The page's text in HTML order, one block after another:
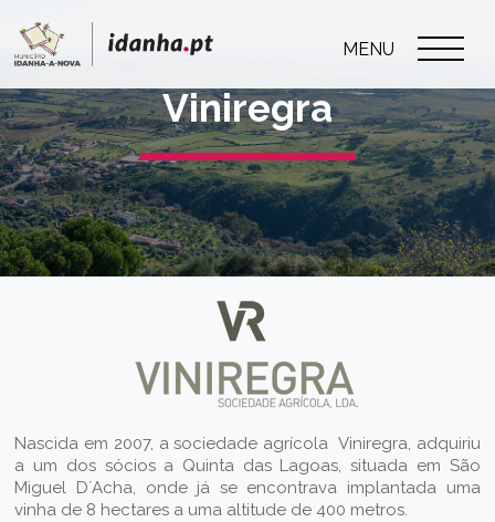
MENU
Viniregra
Nascida em 2007, a sociedade agrícola Viniregra, adquiriu
a um dos sócios a Quinta das Lagoas, situada em São
Miguel D´Acha, onde já se encontrava implantada uma
vinha de 8 hectares a uma altitude de 400 metros.